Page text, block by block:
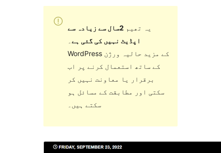
یہ تھیم
2سال سے زیادہ سے
اپڈیٹ نہیں کی گئی ہے
WordPress کے مزید حالیہ ورژن
کے ساتھ استعمال کرنے پر اب
برقرار یا معاونت نہیں کر
سکتی اور مطابقت کے مسائل ہو
سکتے ہیں۔